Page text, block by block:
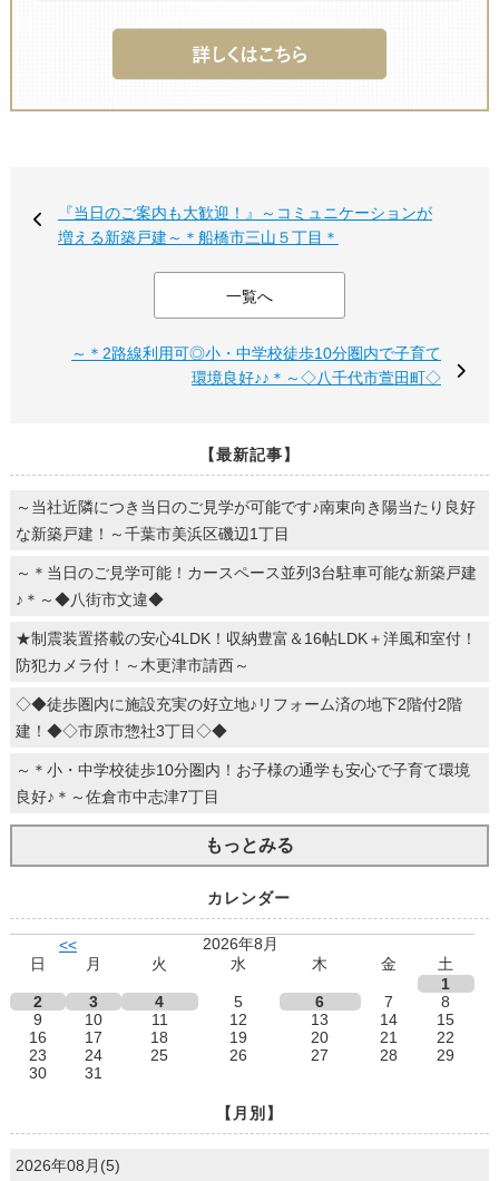
『当日のご案内も大歓迎！』～コミュニケーションが
増える新築戸建～＊船橋市三山５丁目＊
一覧へ
～＊2路線利用可◎小・中学校徒歩10分圏内で子育て
環境良好♪♪＊～◇八千代市萱田町◇
【最新記事】
～当社近隣につき当日のご見学が可能です♪南東向き陽当たり良好
な新築戸建！～千葉市美浜区磯辺1丁目
～＊当日のご見学可能！カースペース並列3台駐車可能な新築戸建
♪＊～◆八街市文違◆
★制震装置搭載の安心4LDK！収納豊富＆16帖LDK＋洋風和室付！
防犯カメラ付！～木更津市請西～
◇◆徒歩圏内に施設充実の好立地♪リフォーム済の地下2階付2階
建！◆◇市原市惣社3丁目◇◆
～＊小・中学校徒歩10分圏内！お子様の通学も安心で子育て環境
良好♪＊～佐倉市中志津7丁目
もっとみる
カレンダー
<<
2026年8月
日
月 火 水 木 金
土
1
2
3 4 5 6 7
8
9
10 11 12 13 14
15
16
17 18 19 20 21
22
23
24 25 26 27 28
29
30
31
【月別】
2026年08月(5)